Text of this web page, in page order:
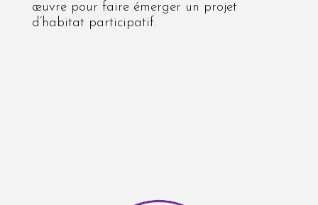
œuvre pour faire émerger un projet
d’habitat participatif.